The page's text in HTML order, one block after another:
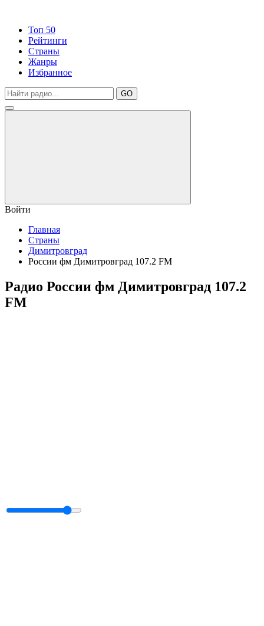
Топ 50
Рейтинги
Страны
Жанры
Избранное
GO
Войти
Главная
Страны
Димитровград
России фм Димитровград 107.2 FM
Радио России фм Димитровград 107.2
FM